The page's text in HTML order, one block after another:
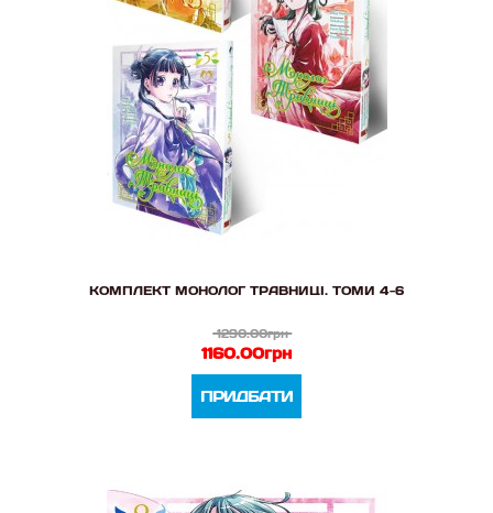
КОМПЛЕКТ МОНОЛОГ ТРАВНИЦІ. ТОМИ 4-6
1290.00грн
1160.00грн
ПРИДБАТИ